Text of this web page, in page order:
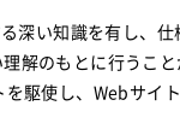
深い知識を有し、
解のもとに行うこと
を駆使し、Webサイ